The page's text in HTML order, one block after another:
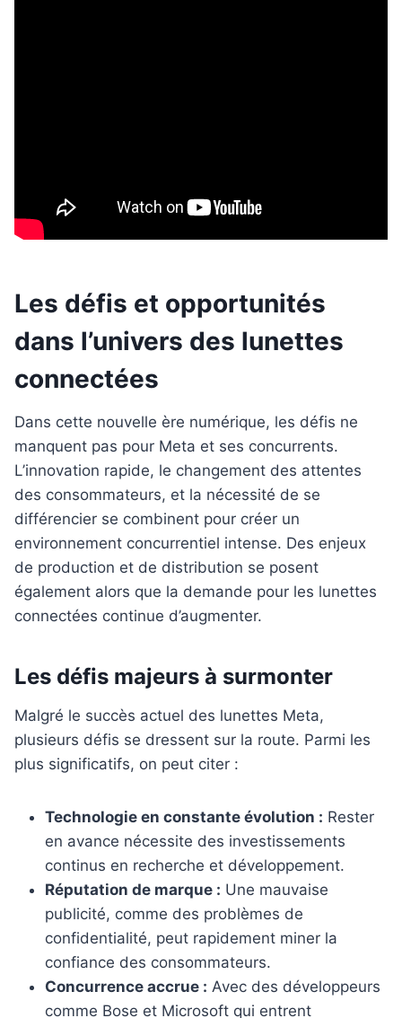
Les défis et opportunités
dans l’univers des lunettes
connectées
Dans cette nouvelle ère numérique, les défis ne
manquent pas pour Meta et ses concurrents.
L’innovation rapide, le changement des attentes
des consommateurs, et la nécessité de se
différencier se combinent pour créer un
environnement concurrentiel intense. Des enjeux
de production et de distribution se posent
également alors que la demande pour les lunettes
connectées continue d’augmenter.
Les défis majeurs à surmonter
Malgré le succès actuel des lunettes Meta,
plusieurs défis se dressent sur la route. Parmi les
plus significatifs, on peut citer :
Technologie en constante évolution : Rester
en avance nécessite des investissements
continus en recherche et développement.
Réputation de marque : Une mauvaise
publicité, comme des problèmes de
confidentialité, peut rapidement miner la
confiance des consommateurs.
Concurrence accrue : Avec des développeurs
comme Bose et Microsoft qui entrent